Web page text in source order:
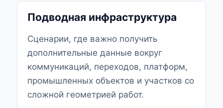
Подводная инфраструктура
Сценарии, где важно получить
дополнительные данные вокруг
коммуникаций, переходов, платформ,
промышленных объектов и участков со
сложной геометрией работ.